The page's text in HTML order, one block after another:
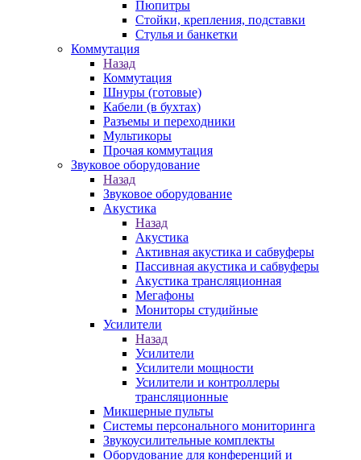
Пюпитры
Стойки, крепления, подставки
Стулья и банкетки
Коммутация
Назад
Коммутация
Шнуры (готовые)
Кабели (в бухтах)
Разъемы и переходники
Мультикоры
Прочая коммутация
Звуковое оборудование
Назад
Звуковое оборудование
Акустика
Назад
Акустика
Активная акустика и сабвуферы
Пассивная акустика и сабвуферы
Акустика трансляционная
Мегафоны
Мониторы студийные
Усилители
Назад
Усилители
Усилители мощности
Усилители и контроллеры
трансляционные
Микшерные пульты
Системы персонального мониторинга
Звукоусилительные комплекты
Оборудование для конференций и